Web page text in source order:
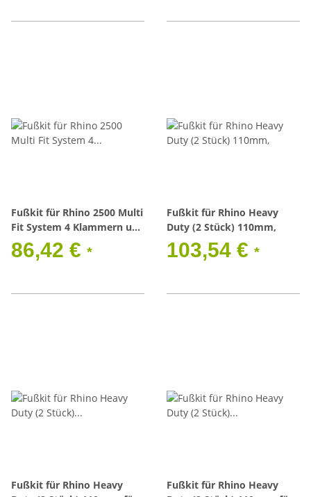
Fußkit für Rhino 2500 Multi
Fit System 4 Klammern und
4 Gummiunterlagen
86,42 € *
Fußkit für Rhino Heavy
Duty (2 Stück) 110mm,
103,54 € *
Fußkit für Rhino Heavy
Fußkit für Rhino Heavy